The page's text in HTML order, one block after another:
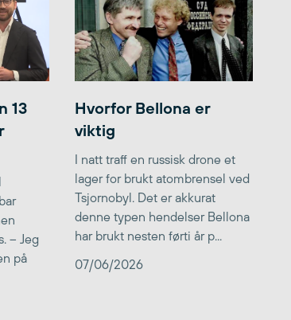
13
– Jeg
på
Hvorfor Bellona er
viktig
I natt traff en russisk drone et
lager for brukt atombrensel ved
Tsjornobyl. Det er akkurat
denne typen hendelser Bellona
har brukt nesten førti år p...
07/06/2026